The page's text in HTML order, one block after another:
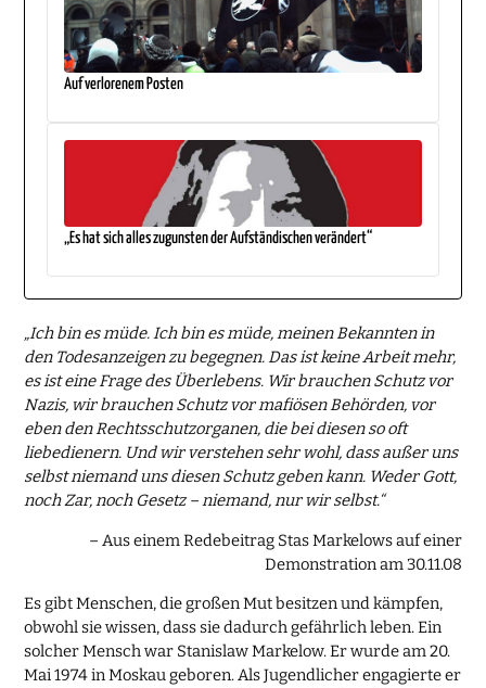
Auf verlorenem Posten
„Es hat sich alles zugunsten der Aufständischen verändert“
„Ich bin es müde. Ich bin es müde, meinen Bekannten in
den Todesanzeigen zu begegnen. Das ist keine Arbeit mehr,
es ist eine Frage des Überlebens. Wir brauchen Schutz vor
Nazis, wir brauchen Schutz vor mafiösen Behörden, vor
eben den Rechtsschutzorganen, die bei diesen so oft
liebedienern. Und wir verstehen sehr wohl, dass außer uns
selbst niemand uns diesen Schutz geben kann. Weder Gott,
noch Zar, noch Gesetz – niemand, nur wir selbst.“
– Aus einem Redebeitrag Stas Markelows auf einer
Demonstration am 30.11.08
Es gibt Menschen, die großen Mut besitzen und kämpfen,
obwohl sie wissen, dass sie dadurch gefährlich leben. Ein
solcher Mensch war Stanislaw Markelow. Er wurde am 20.
Mai 1974 in Moskau geboren. Als Jugendlicher engagierte er